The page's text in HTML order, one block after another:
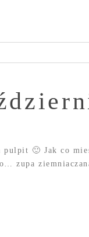
pulpit 🙂 Jak co
zupa